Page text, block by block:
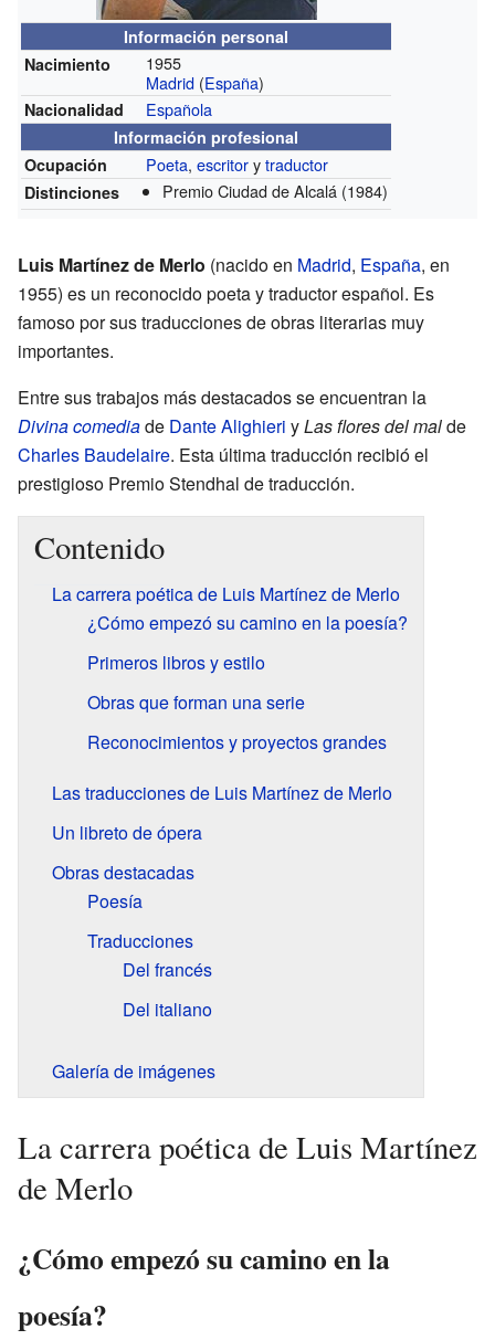
Información personal
Nacimiento
1955
Madrid (España)
Nacionalidad Española
Información profesional
Ocupación
Poeta,escritorytraductor
Distinciones Premio Ciudad de Alcalá (1984)
Luis Martínez de Merlo (nacido en Madrid, España, en
1955) es un reconocido poeta y traductor español. Es
famoso por sus traducciones de obras literarias muy
importantes.
Entre sus trabajos más destacados se encuentran la
Divina comediade Dante Alighieri yLas flores del malde
Charles Baudelaire. Esta última traducción recibió el
prestigioso Premio Stendhal de traducción.
Contenido
La carrera poética de Luis Martínez de Merlo
¿Cómo empezó su camino en la poesía?
Primeros libros y estilo
Obras que forman una serie
Reconocimientos y proyectos grandes
Las traducciones de Luis Martínez de Merlo
Un libreto de ópera
Obras destacadas
Poesía
Traducciones
Del francés
Del italiano
Galería de imágenes
La carrera poética de Luis Martínez
de Merlo
¿Cómo empezó su camino en la
poesía?